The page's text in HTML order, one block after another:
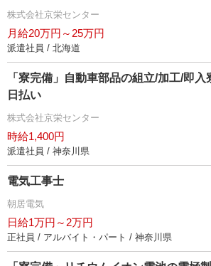
株式会社京栄センター
月給20万円～25万円
派遣社員 / 北海道
「寮完備」自動車部品の組立/加工/即
日払い
株式会社京栄センター
時給1,400円
派遣社員 / 神奈川県
電気工事士
朝居電気
日給1万円～2万円
正社員 / アルバイト・パート / 神奈川県